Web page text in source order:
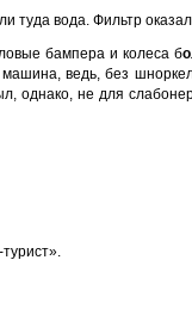
туда вода. Фильтр
бампера и колеса бо
машина, ведь, без
не для